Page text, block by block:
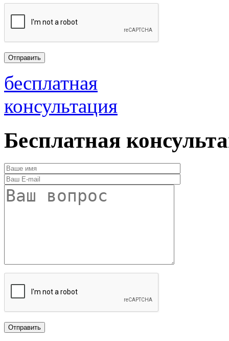
бесплатная
консультация
Бесплатная